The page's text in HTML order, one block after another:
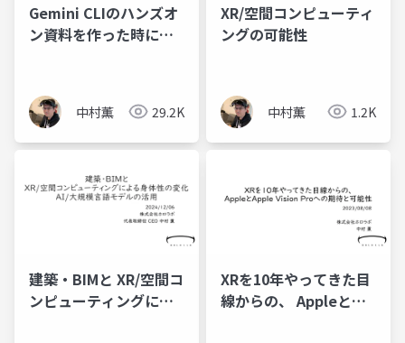
Gemini CLIのハンズオ
ン資料を作った時に気
中村薫 29.2K
XR/空間コンピューティ
ングの可能性
中村薫 1.2K
建築・BIMと XR/空間コ
ンピューティングによ
XRを10年やってきた目
線からの、 Appleと